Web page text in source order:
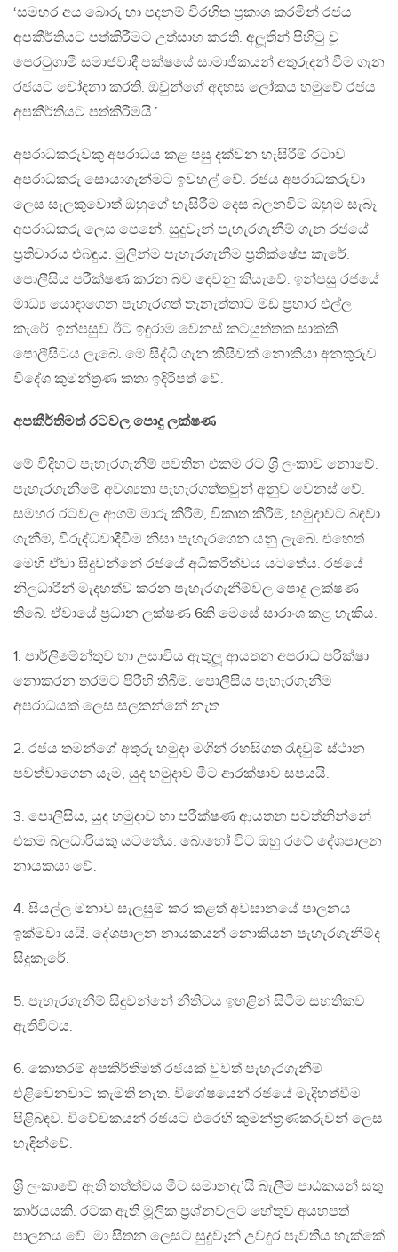
‘සමහර අය බොරු හා පදනම් විරහිත ප‍්‍රකාශ කරමින් රජය
අපකීර්තියට පත්කිරීමට උත්සාහ කරති. අලූතින් පිහිටු වූ
පෙරටුගාමී සමාජවාදී පක්ෂයේ සාමාජිකයන් අතුරුදන් වීම ගැන
රජයට චෝදනා කරති. ඔවුන්ගේ අදහස ලෝකය හමුවේ රජය
අපකීර්තියට පත්කිරීමයි.’
අපරාධකරුවකු අපරාධය කළ පසු දක්වන හැසිරීම් රටාව
අපරාධකරු සොයාගැන්මට ඉවහල් වේ. රජය අපරාධකරුවා
ලෙස සැලකුවොත් ඔහුගේ හැසිරීම දෙස බලනවිට ඔහුම සැබෑ
අපරාධකරු ලෙස පෙනේ. සුදුවෑන් පැහැරගැනීම් ගැන රජයේ
ප‍්‍රතිචාරය එබඳුය. මුලින්ම පැහැරගැනීම ප‍්‍රතික්ෂේප කැරේ.
පොලීසිය පරීක්ෂණ කරන බව දෙවනු කියැවේ. ඉන්පසු රජයේ
මාධ්‍ය යොදාගෙන පැහැරගත් තැනැත්තාට මඩ ප‍්‍රහාර එල්ල
කැරේ. ඉන්පසුව ඊට ඉඳුරාම වෙනස් කටයුත්තක සාක්කි
පොලීසිටය ලැබේ. මේ සිද්ධි ගැන කිසිවක් නොකියා අනතුරුව
විදේශ කුමන්ත‍්‍රණ කතා ඉදිරිපත් වේ.
අපකීර්තිමත් රටවල පොදු ලක්ෂණ
මේ විදිහට පැහැරගැනීම් පවතින එකම රට ශ‍්‍රී ලංකාව නොවේ.
පැහැරගැනීමේ අවශ්‍යතා පැහැරගත්තවුන් අනුව වෙනස් වේ.
සමහර රටවල ආගම් මාරු කිරීම්, විකෘත කිරීම්, හමුදාවට බඳවා
ගැනීම්, විරුද්ධවාදීවීම නිසා පැහැරගෙන යනු ලැබේ. එහෙත්
මෙහි ඒවා සිදුවන්නේ රජයේ අධිකරිත්වය යටතේය. රජයේ
නිලධාරීන් මැදහත්ව කරන පැහැරගැනීම්වල පොදු ලක්ෂණ
තිබේ. ඒවායේ ප‍්‍රධාන ලක්ෂණ 6කි මෙසේ සාරාංශ කළ හැකිය.
1. පාර්ලිමේන්තුව හා උසාවිය ඇතුලූ ආයතන අපරාධ පරීක්ෂා
නොකරන තරමට පිරීහි තිබීම. පොලීසිය පැහැරගැනීම
අපරාධයක් ලෙස සලකන්නේ නැත.
2. රජය තමන්ගේ අතුරු හමුදා මගින් රහසිගත රැඳවුම් ස්ථාන
පවත්වාගෙන යෑම, යුද හමුදාව මීට ආරක්ෂාව සපයයි.
3. පොලීසිය, යුද හමුදාව හා පරීක්ෂණ ආයතන පවත්නින්නේ
එකම බලධාරියකු යටතේය. බොහෝ විට ඔහු රටේ දේශපාලන
නායකයා වේ.
4. සියල්ල මනාව සැලසුම් කර කළත් අවසානයේ පාලනය
ඉක්මවා යයි. දේශපාලන නායකයන් නොකියන පැහැරගැනීම්ද
සිදුකැරේ.
5. පැහැරගැනීම් සිදුවන්නේ නීතිටය ඉහළින් සිටීම සහතිකව
ඇතිවිටය.
6. කොතරම් අපකිර්තිමත් රජයක් වුවත් පැහැරගැනීම්
එළිවෙනවාට කැමති නැත. විශේෂයෙන් රජයේ මැදිහත්වීම
පිළිබඳව. විවේචකයන් රජයට එරෙහි කුමන්ත‍්‍රණකරුවන් ලෙස
හැඳින්වේ.
ශ‍්‍රී ලංකාවේ ඇති තත්ත්වය මීට සමානදැ’යි බැලීම පාඨකයන් සතු
කාර්යයකි. රටක ඇති මූලික ප‍්‍රශ්නවලට හේතුව අයහපත්
පාලනය වේ. මා සිතන ලෙසට සුදුවෑන් උවදුර පැවතිය හැක්කේ